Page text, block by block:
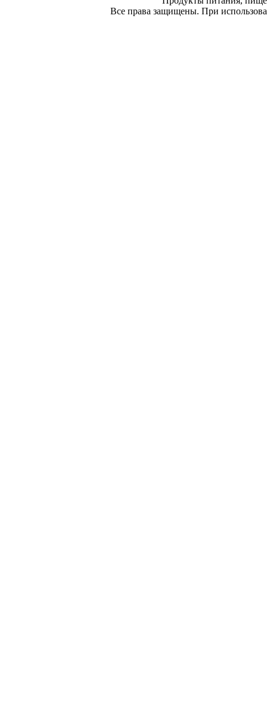
Все права защищены. При